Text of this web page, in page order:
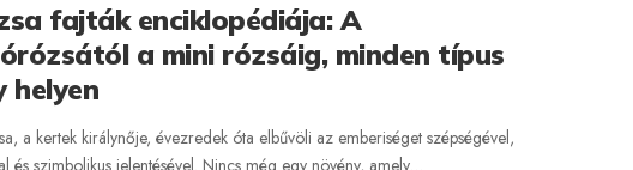
fajták enciklopédiája: A
a mini rózsáig, minden típus
helyen
a kertek királynője, évezredek óta elbűvöli az emberiséget szépségével,
és szimbolikus jelentésével. Nincs még egy növény, amely…